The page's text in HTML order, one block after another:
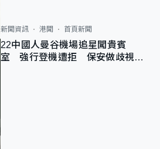
新聞資訊 港聞 首頁新聞
22中國人曼谷機場追星闖貴賓
室 強行登機遭拒 保安做歧視手